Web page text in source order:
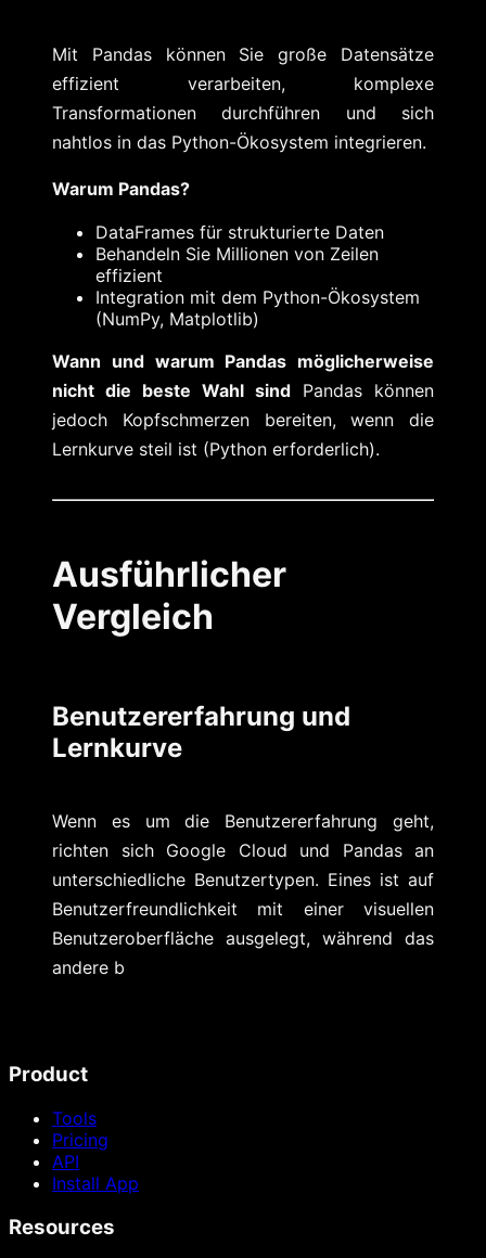
Mit Pandas können Sie große Datensätze
effizient verarbeiten, komplexe
Transformationen durchführen und sich
nahtlos in das Python-Ökosystem integrieren.
Warum Pandas?
DataFrames für strukturierte Daten
Behandeln Sie Millionen von Zeilen
effizient
Integration mit dem Python-Ökosystem
(NumPy, Matplotlib)
Wann und warum Pandas möglicherweise
nicht die beste Wahl sind Pandas können
jedoch Kopfschmerzen bereiten, wenn die
Lernkurve steil ist (Python erforderlich).
Ausführlicher
Vergleich
Benutzererfahrung und
Lernkurve
Wenn es um die Benutzererfahrung geht,
richten sich Google Cloud und Pandas an
unterschiedliche Benutzertypen. Eines ist auf
Benutzerfreundlichkeit mit einer visuellen
Benutzeroberfläche ausgelegt, während das
andere b
Product
Tools
Pricing
API
Install App
Resources